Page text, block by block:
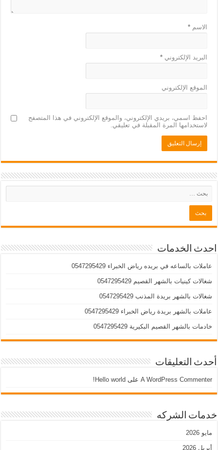
الاسم*
البريد الإلكتروني*
الموقع الإلكتروني
احفظ اسمي، بريدي الإلكتروني، والموقع الإلكتروني في هذا المتصفح
لاستخدامها المرة المقبلة في تعليقي.
احدث الخدمات
عاملات بالساعه في بريده رياض الخبراء 0547295429
شغالات كينيات بالشهر القصيم 0547295429
شغالات بالشهر بريدة المذنب 0547295429
عاملات بالشهر بريدة رياض الخبراء 0547295429
خادمات بالشهر القصيم البكيرية 0547295429
أحدث التعليقات
A WordPress Commenter على Hello world!
خدمات الشركه
مايو 2026
أبريل 2026